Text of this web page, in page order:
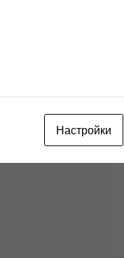
Настройки